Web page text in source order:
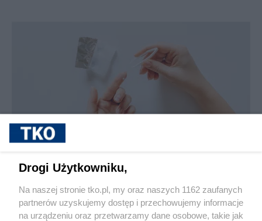
Jak rozpoznać, że soczewki kontaktowe są
Pokaż więcej
Drogi Użytkowniku,
Na naszej stronie tko.pl, my oraz naszych 1162 zaufanych
partnerów uzyskujemy dostęp i przechowujemy informacje
na urządzeniu oraz przetwarzamy dane osobowe, takie jak